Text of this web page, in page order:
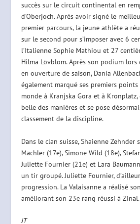
succès sur le circuit continental en
d’Oberjoch. Après avoir signé le
premier parcours, la jeune athlète a
sur le second pour s’imposer avec 6
l’Italienne Sophie Mathiou et 27
Hilma Lövblom. Après son podium
en ouverture de saison, Dania
également marqué ses premiers points
monde à Kranjska Gora et à
belle des manières et se pose
classement de la discipline.
Dans le clan suisse, Shaienne Zehnder
Mächler (17e), Simone Wild (18e),
Juliette Fournier (21e) et Lara
un tir groupé. Juliette Fournier,
progression. La Valaisanne a réalisé
améliorant son 23e rang réussi à Zinal.
JT